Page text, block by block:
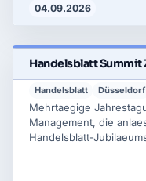
Innovation Awards.
04.09.2026
Handelsblatt Summit
Handelsblatt Düsseldorf
Mehrtaegige
Management, die
Handelsblatt-